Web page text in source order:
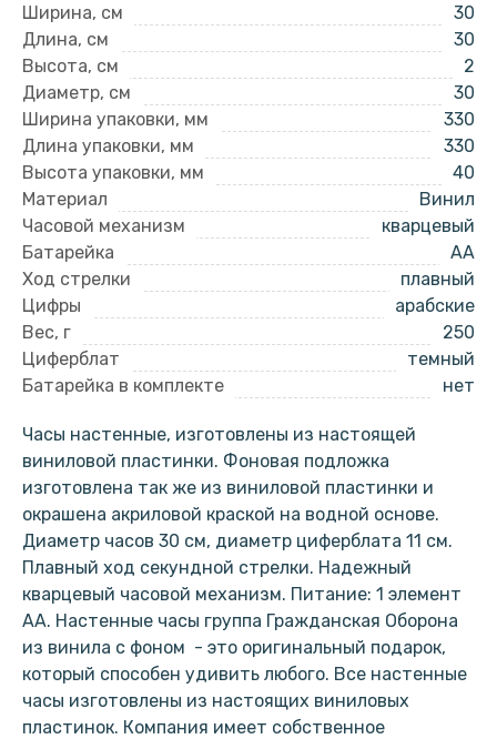
Ширина, см
30
Длина, см
30
Высота, см
2
Диаметр, см
30
Ширина упаковки, мм
330
Длина упаковки, мм
330
Высота упаковки, мм
40
Материал
Винил
Часовой механизм
кварцевый
Батарейка
AA
Ход стрелки
плавный
Цифры
арабские
Вес, г
250
Циферблат
темный
Батарейка в комплекте
нет
Часы настенные, изготовлены из настоящей
виниловой пластинки. Фоновая подложка
изготовлена так же из виниловой пластинки и
окрашена акриловой краской на водной основе.
Диаметр часов 30 см, диаметр циферблата 11 см.
Плавный ход секундной стрелки. Надежный
кварцевый часовой механизм. Питание: 1 элемент
АА. Настенные часы группа Гражданская Оборона
из винила с фоном - это оригинальный подарок,
который способен удивить любого. Все настенные
часы изготовлены из настоящих виниловых
пластинок. Компания имеет собственное